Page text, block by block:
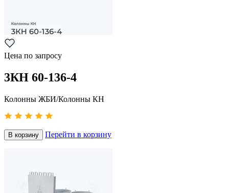
Цена по запросу
3КН 60-136-4
Колонны ЖБИ/Колонны КН
В корзину Перейти в корзину